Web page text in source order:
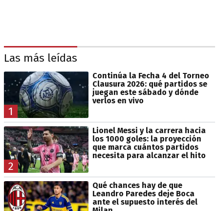
Las más leídas
1
Continúa la Fecha 4 del Torneo
Clausura 2026: qué partidos se
juegan este sábado y dónde
verlos en vivo
2
Lionel Messi y la carrera hacia
los 1000 goles: la proyección
que marca cuántos partidos
necesita para alcanzar el hito
Qué chances hay de que
Leandro Paredes deje Boca
ante el supuesto interés del